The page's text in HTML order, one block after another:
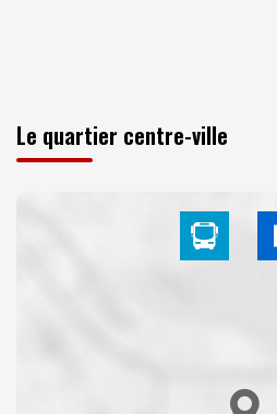
Le quartier centre-ville